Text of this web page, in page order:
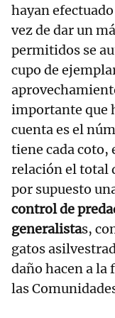
hayan
vez de dar un
permitidos se
cupo de
importante que
cuenta es el
tiene cada coto,
relación el total
por supuesto
control de
generalistas,
gatos
daño hacen a la
las